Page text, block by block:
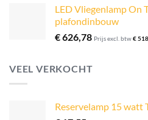
LED Vliegenlamp On
plafondinbouw
€626,78 Prijs excl. btw€
VEEL VERKOCHT
Reservelamp 15 watt